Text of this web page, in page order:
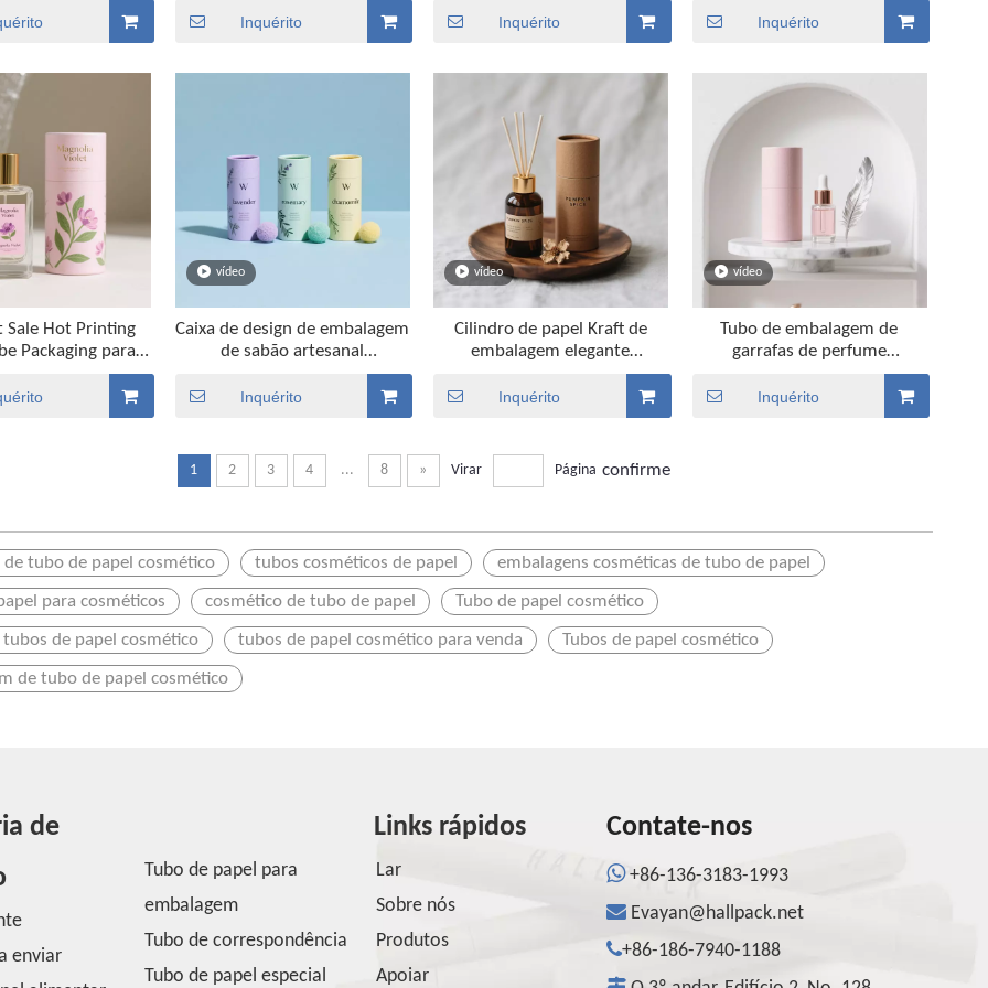
de difusor
reciclável
Inquérito
Tubo de papel com fita preta
Inquérito
Handcraft Packaging Reciper
Inquérito
Sale Hot Printing
Packaging para
de garrafa de
perfume
vídeo
Caixa de design de embalagem
de sabão artesanal
biodegradável de luxo para
embalagem de bombas de
Inquérito
vídeo
Cilindro de papel Kraft de
embalagem elegante
composta para garrafa de
difusor
Inquérito
vídeo
Tubo de embalagem de
garrafas de perfume
personalizado e ecológico
Inquérito
1 2 3 4 ... 8 » Virar Página confirme
tubo de papel cosmético tubos cosméticos de papel embalagens cosméticas de tubo de papel
para cosméticos cosmético de tubo de papel Tubo de papel cosmético
de papel cosmético tubos de papel cosmético para venda Tubos de papel cosmético
de tubo de papel cosmético
de
enviar
Tubo de papel para
embalagem
Tubo de correspondência
Tubo de papel especial
Links rápidos
Lar
Sobre nós
Produtos
Apoiar
Contate-nos
 +86-136-3183-1993
 Evayan@hallpack.net
+86-186-7940-1188